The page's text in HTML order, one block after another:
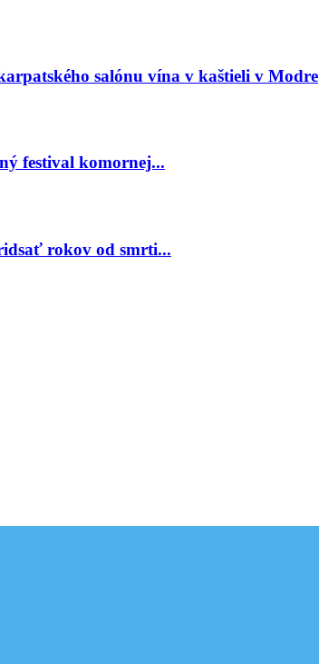
salónu vína v kaštieli v Modre
festival komornej...
rokov od smrti...